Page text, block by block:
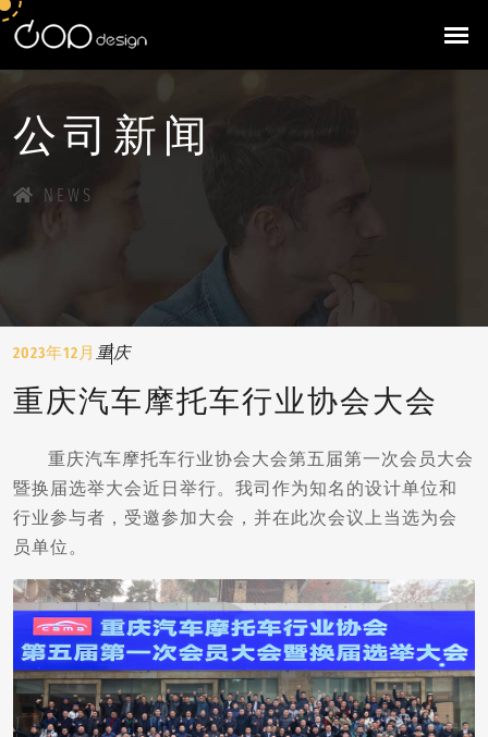
公司新闻
NEWS
2023年12月 重庆
重庆汽车摩托车行业协会大会
重庆汽车摩托车行业协会大会第五届第一次会员大会
暨换届选举大会近日举行。我司作为知名的设计单位和
行业参与者，受邀参加大会，并在此次会议上当选为会
员单位。